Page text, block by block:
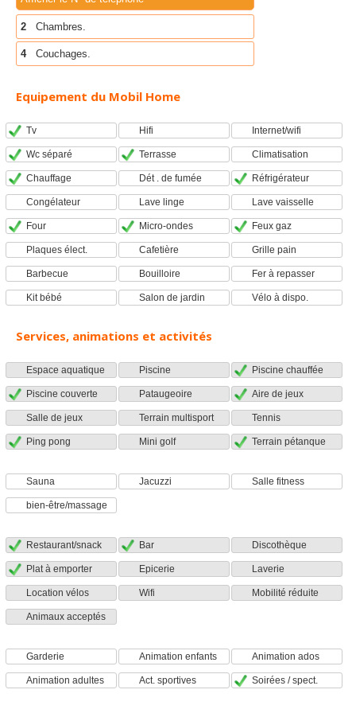
2 Chambres.
4 Couchages.
Equipement du Mobil Home
Tv Hifi Internet/wifi
Wc séparé Terrasse Climatisation
Chauffage Dét . de fumée Réfrigérateur
Congélateur Lave linge Lave vaisselle
Four Micro-ondes Feux gaz
Plaques élect. Cafetière Grille pain
Barbecue Bouilloire Fer à repasser
Kit bébé Salon de jardin Vélo à dispo.
Services, animations et activités
Espace aquatique Piscine Piscine chauffée
Piscine couverte Pataugeoire Aire de jeux
Salle de jeux Terrain multisport Tennis
Ping pong Mini golf Terrain pétanque
Sauna Jacuzzi Salle fitness
bien-être/massage
Restaurant/snack Bar Discothèque
Plat à emporter Epicerie Laverie
Location vélos Wifi Mobilité réduite
Animaux acceptés
Garderie Animation enfants Animation ados
Animation adultes Act. sportives Soirées / spect.